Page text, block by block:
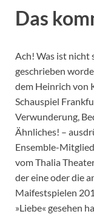
Das
Ach! Was ist nicht
geschrieben
dem Heinrich von
Schauspiel
Verwunderung,
Ähnliches! –
Ensemble-
vom Thalia
der eine oder die
Maifestspielen
»Liebe« gesehen